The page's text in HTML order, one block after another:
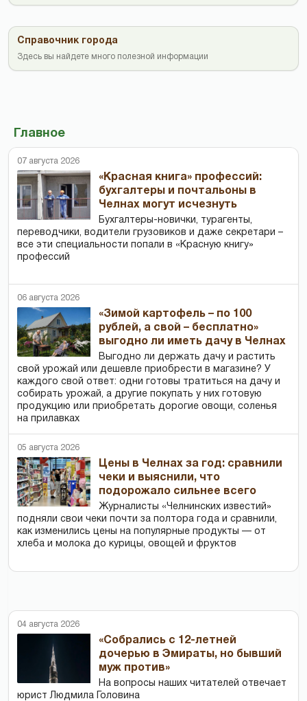
Справочник города
Здесь вы найдете много полезной информации
Главное
07 августа 2026
«Красная книга» профессий:
бухгалтеры и почтальоны в
Челнах могут исчезнуть
Бухгалтеры-новички, тур­агенты,
переводчики, водители грузовиков и даже секретари –
все эти специальности попали в «Красную книгу»
профессий
06 августа 2026
«Зимой картофель – по 100
рублей, а свой – бесплатно»
выгодно ли иметь дачу в Челнах
Выгодно ли держать дачу и растить
свой урожай или дешевле приобрести в магазине? У
каждого свой ответ: одни готовы тратиться на дачу и
собирать урожай, а другие покупать у них готовую
продукцию или приобретать дорогие овощи, соленья
на прилавках
05 августа 2026
Цены в Челнах за год: сравнили
чеки и выяснили, что
подорожало сильнее всего
Журналисты «Челнинских известий»
подняли свои чеки почти за полтора года и сравнили,
как изменились цены на популярные продукты — от
хлеба и молока до курицы, овощей и фруктов
04 августа 2026
«Собрались с 12-летней
дочерью в Эмираты, но бывший
муж против»
На вопросы наших читателей отвечает
юрист Людмила Головина